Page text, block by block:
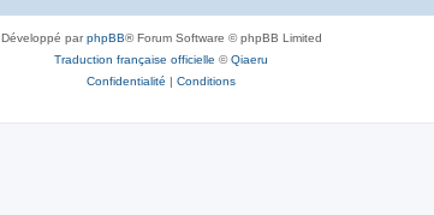
Développé parphpBB® Forum Software © phpBB Limited
Traduction française officielle ©Qiaeru
Confidentialité | Conditions